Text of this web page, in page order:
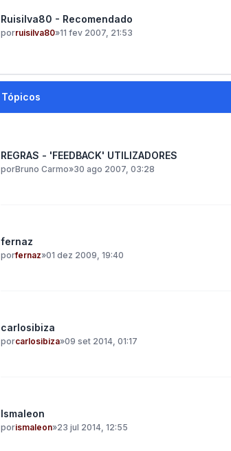
Ruisilva80 - Recomendado
porruisilva80»11 fev 2007, 21:53
Tópicos
REGRAS - 'FEEDBACK' UTILIZADORES
porBruno Carmo»30 ago 2007, 03:28
fernaz
porfernaz»01 dez 2009, 19:40
carlosibiza
porcarlosibiza»09 set 2014, 01:17
Ismaleon
porismaleon»23 jul 2014, 12:55